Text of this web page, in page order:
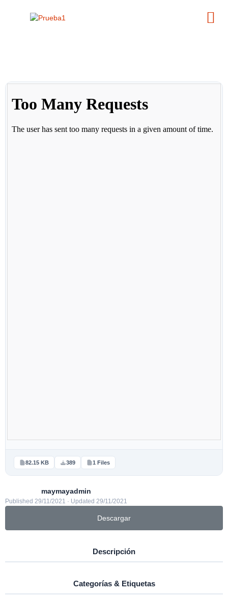
82.15 KB 389 1 Files
maymayadmin
Published 29/11/2021 · Updated 29/11/2021
Descargar
Descripción
Categorías & Etiquetas